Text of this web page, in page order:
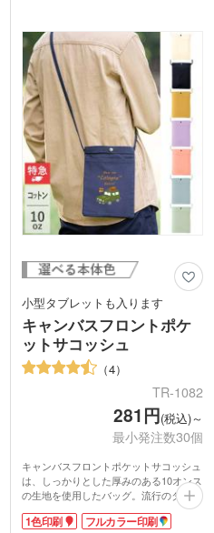
小型タブレットも入ります
キャンバスフロントポケ
ットサコッシュ
4
TR-1082
281円(税込)～
最小発注数30個
キャンバスフロントポケットサコッシュ
は、しっかりとした厚みのある10オンス
の生地を使用したバッグ。流行のタテ型
形状でスタイリッシュさを演出します。
外側にはポケットが付いており、小型の
1色印刷 フルカラー印刷